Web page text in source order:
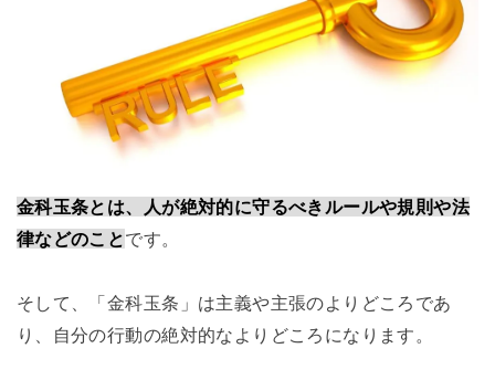
金科玉条とは、人が絶対的に守るべきルールや規則や法
律などのことです。
そして、「金科玉条」は主義や主張のよりどころであ
り、自分の行動の絶対的なよりどころになります。